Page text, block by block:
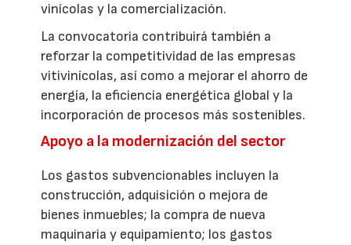
vinícolas y la comercialización.
La convocatoria contribuirá también a
reforzar la competitividad de las empresas
vitivinícolas, así como a mejorar el ahorro de
energía, la eficiencia energética global y la
incorporación de procesos más sostenibles.
Apoyo a la modernización del sector
Los gastos subvencionables incluyen la
construcción, adquisición o mejora de
bienes inmuebles; la compra de nueva
maquinaria y equipamiento; los gastos